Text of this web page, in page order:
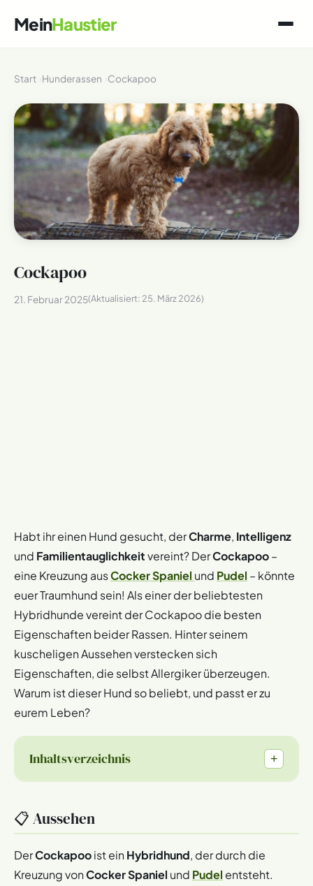
MeinHaustier
Start Hunderassen Cockapoo
Cockapoo
21. Februar 2025(Aktualisiert: 25. März 2026)
Habt ihr einen Hund gesucht, derCharme, Intelligenz
und Familientauglichkeitvereint? DerCockapoo–
eine Kreuzung ausCocker Spaniel und Pudel – könnte
euer Traumhund sein! Als einer der beliebtesten
Hybridhunde vereint der Cockapoo die besten
Eigenschaften beider Rassen. Hinter seinem
kuscheligen Aussehen verstecken sich
Eigenschaften, die selbst Allergiker überzeugen.
Warum ist dieser Hund so beliebt, und passt er zu
eurem Leben?
Inhaltsverzeichnis +
📋 Aussehen
DerCockapooist einHybridhund, der durch die
Kreuzung vonCocker Spaniel und Pudel entsteht.